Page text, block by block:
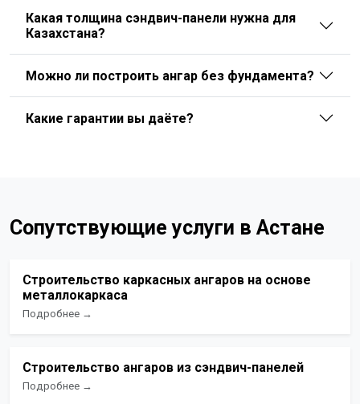
Какая толщина сэндвич-панели нужна для
Казахстана?
Можно ли построить ангар без фундамента?
Какие гарантии вы даёте?
Сопутствующие услуги в Астане
Строительство каркасных ангаров на основе
металлокаркаса
Подробнее →
Строительство ангаров из сэндвич-панелей
Подробнее →